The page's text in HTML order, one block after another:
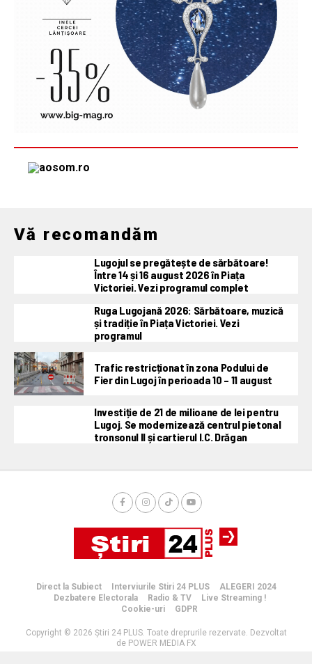
Vă recomandăm
Lugojul se pregătește de sărbătoare!
Între 14 și 16 august 2026 în Piața
Victoriei. Vezi programul complet
Ruga Lugojană 2026: Sărbătoare, muzică
și tradiție în Piața Victoriei. Vezi
programul
Trafic restricționat în zona Podului de
Fier din Lugoj în perioada 10 – 11 august
Investiție de 21 de milioane de lei pentru
Lugoj. Se modernizează centrul pietonal
tronsonul II și cartierul I.C. Drăgan
Direct la Subiect Interviurile Stiri 24 PLUS
ALEGERI 2024
Dezbatere Electorala
Radio & TV
Live Streaming !
Cookie-uri
GDPR
Copyright © 2026 Știri 24 PLUS. Toate dreprurile rezervate. Dezvoltat
de POWER MEDIA FX